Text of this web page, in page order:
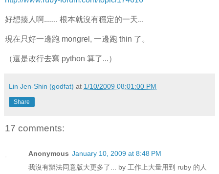
好想揍人啊....... 根本就沒有穩定的一天...
現在只好一邊跑 mongrel, 一邊跑 thin 了。
（還是改行去寫 python 算了...）
Lin Jen-Shin (godfat) at 1/10/2009 08:01:00 PM
Share
17 comments:
Anonymous January 10, 2009 at 8:48 PM
我沒有辦法同意版大更多了... by 工作上大量用到 ruby 的人